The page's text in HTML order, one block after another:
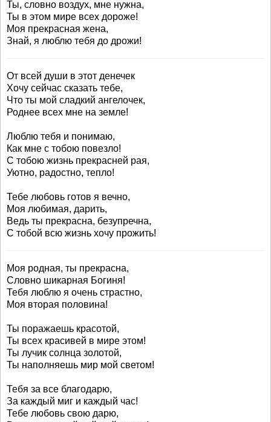
Ты, словно воздух, мне нужна,
Ты в этом мире всех дороже!
Моя прекрасная жена,
Знай, я люблю тебя до дрожи!
От всей души в этот денечек
Хочу сейчас сказать тебе,
Что ты мой сладкий ангелочек,
Роднее всех мне на земле!
Люблю тебя и понимаю,
Как мне с тобою повезло!
С тобою жизнь прекрасней рая,
Уютно, радостно, тепло!
Тебе любовь готов я вечно,
Моя любимая, дарить,
Ведь ты прекрасна, безупречна,
С тобой всю жизнь хочу прожить!
Моя родная, ты прекрасна,
Словно шикарная Богиня!
Тебя люблю я очень страстно,
Моя вторая половина!
Ты поражаешь красотой,
Ты всех красивей в мире этом!
Ты лучик солнца золотой,
Ты наполняешь мир мой светом!
Тебя за все благодарю,
За каждый миг и каждый час!
Тебе любовь свою дарю,